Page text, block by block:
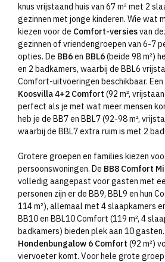
knus vrijstaand huis van 67 m² met 2
gezinnen met jonge kinderen. Wie wat
kiezen voor de Comfort-versiesvan
gezinnen of vriendengroepen van 6-7
opties. De BB6en BBL6(beide 98 m²)
en 2 badkamers, waarbij de BBL6
Comfort-uitvoeringen beschikbaar.
Koosvilla 4+2 Comfort (92 m²,
perfect als je met wat meer mensen
heb je de BB7 en BBL7 (92-98 m²,
waarbij de BBL7 extra ruim is met 2
Grotere groepen en families kiezen
persoonswoningen. De BB8 Comfort
volledig aangepast voor gasten met
personen zijn er de BB9, BBL9 en hun
114 m²), allemaal met 4 slaapkamers
BB10 en BBL10 Comfort (119 m², 4
badkamers) bieden plek aan 10
Hondenbungalow 6 Comfort (92 m²)
viervoeter komt. Voor hele grote